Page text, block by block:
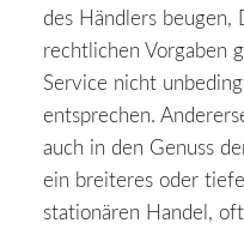
des Händlers beugen,
rechtlichen Vorgaben
Service nicht
entsprechen.
auch in den Genuss
ein breiteres oder
stationären Handel,